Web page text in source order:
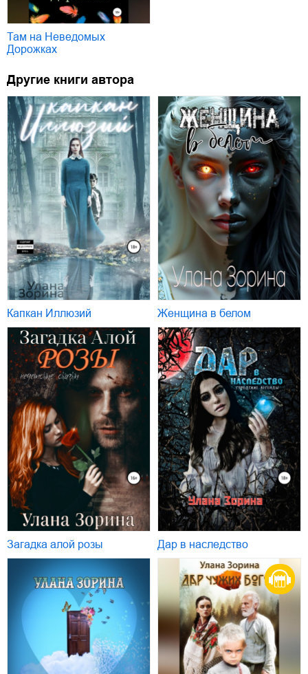
Там на Неведомых
Дорожках
Другие книги автора
Капкан Иллюзий Женщина в белом
Загадка алой розы Дар в наследство